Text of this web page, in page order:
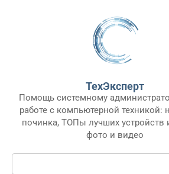
ТехЭксперт
Помощь системному
работе с компьютерной техникой:
починка, ТОПы лучших устройств
фото и видео
Поиск: